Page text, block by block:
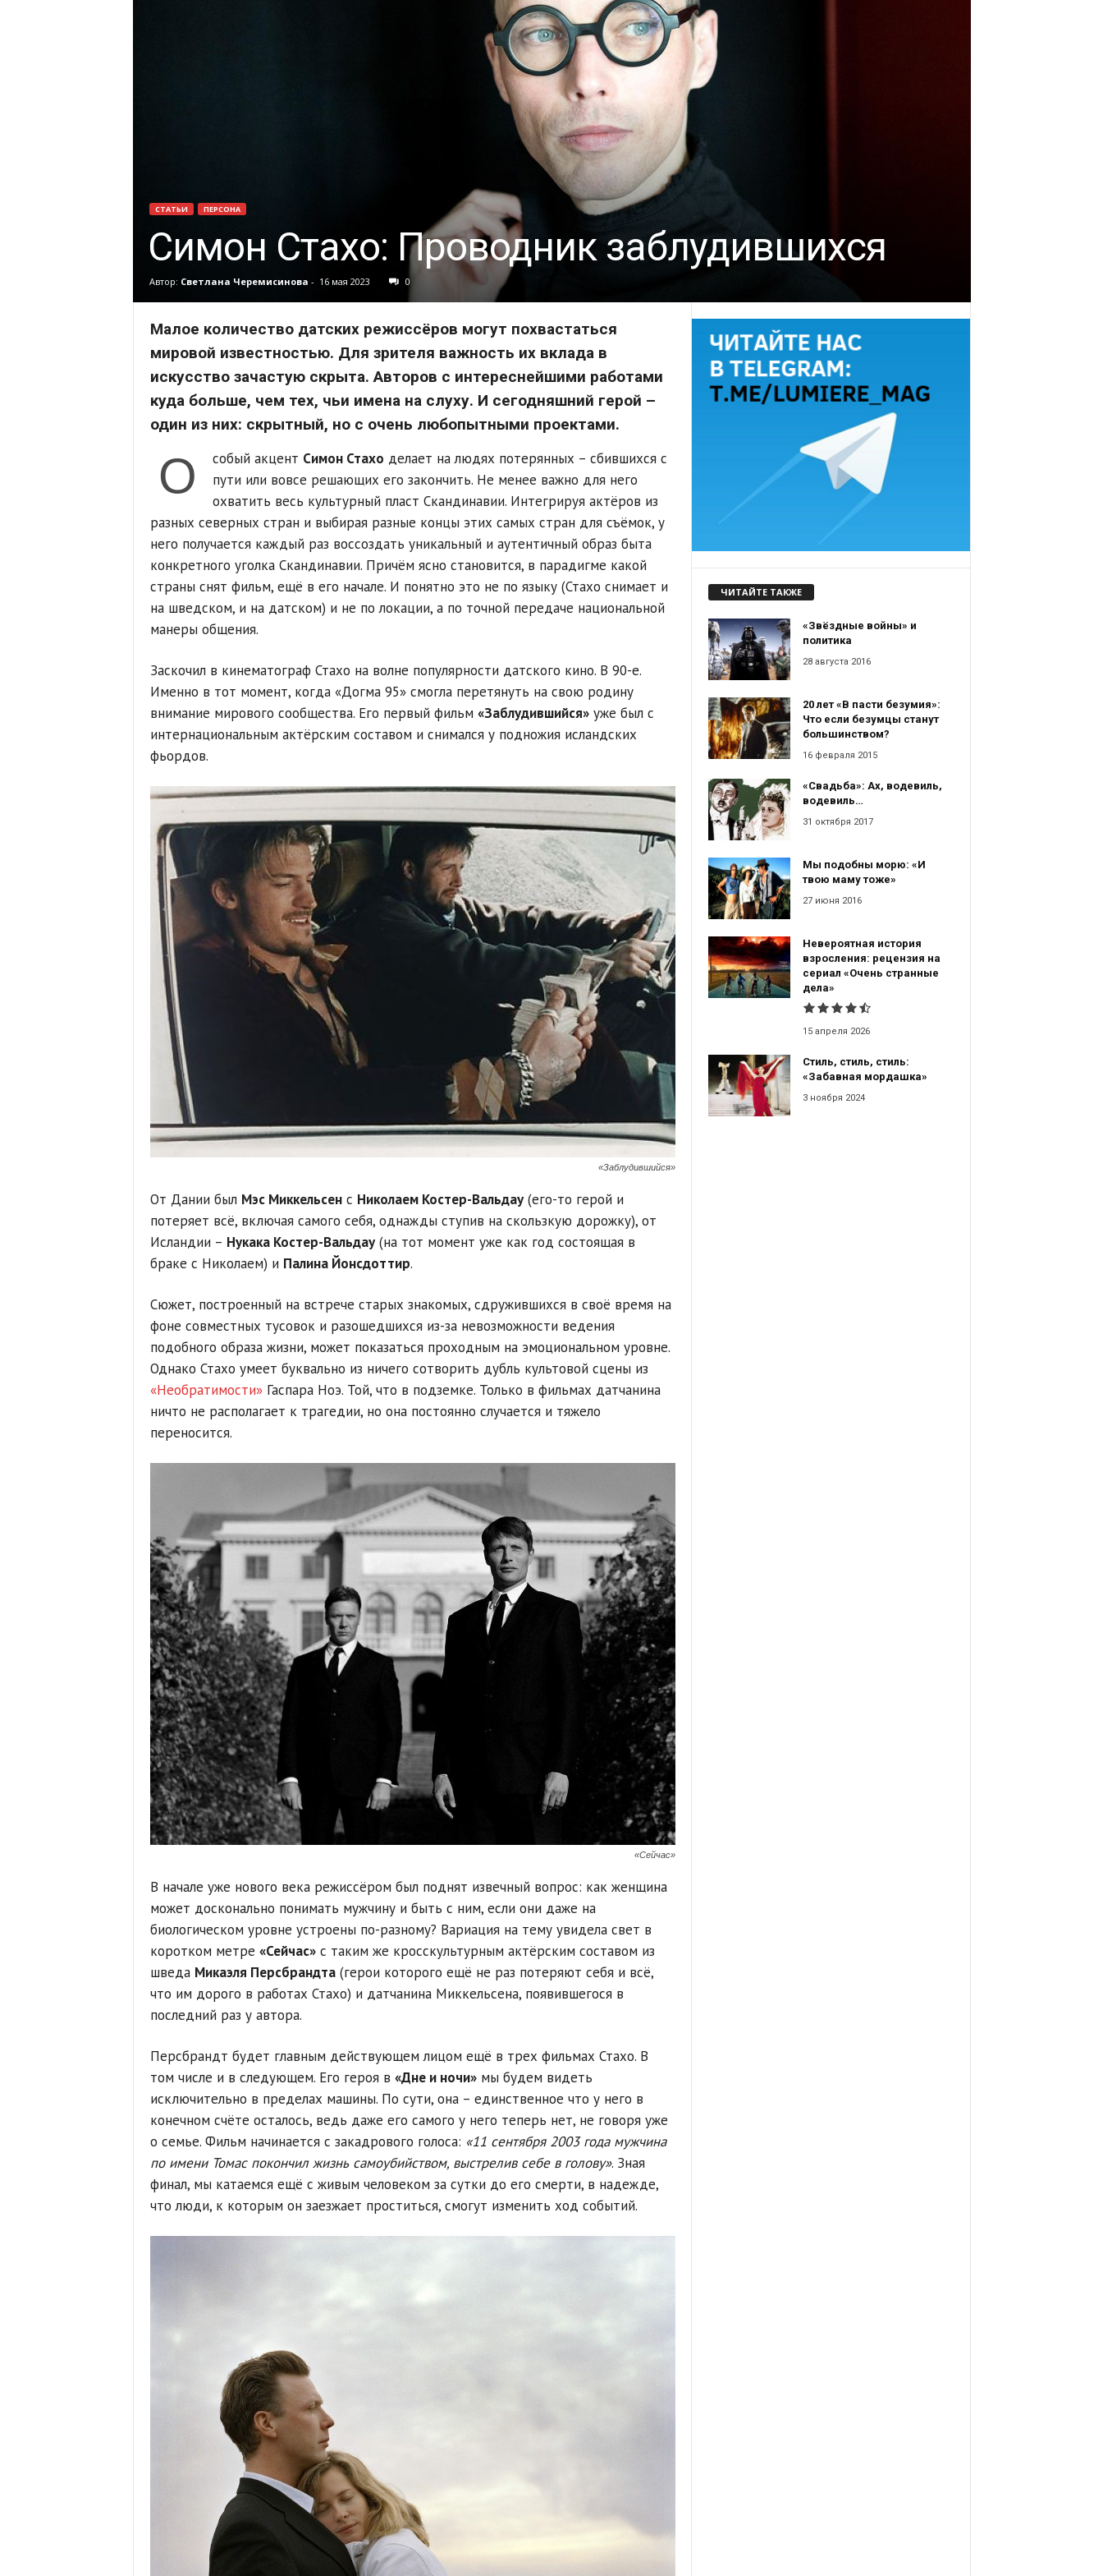
СТАТЬИ ПЕРСОНА
Симон Стахо: Проводник заблудившихся
Автор: Светлана Черемисинова - 16 мая 2023 0
Малое количество датских режиссёров могут похвастаться
мировой известностью. Для зрителя важность их вклада в
искусство зачастую скрыта. Авторов с интереснейшими работами
куда больше, чем тех, чьи имена на слуху. И сегодняшний герой –
один из них: скрытный, но с очень любопытными проектами.
О собый акцент Симон Стахо делает на людях потерянных – сбившихся с
пути или вовсе решающих его закончить. Не менее важно для него
охватить весь культурный пласт Скандинавии. Интегрируя актёров из
разных северных стран и выбирая разные концы этих самых стран для съёмок, у
него получается каждый раз воссоздать уникальный и аутентичный образ быта
конкретного уголка Скандинавии. Причём ясно становится, в парадигме какой
страны снят фильм, ещё в его начале. И понятно это не по языку (Стахо снимает и
на шведском, и на датском) и не по локации, а по точной передаче национальной
манеры общения.
Заскочил в кинематограф Стахо на волне популярности датского кино. В 90-е.
Именно в тот момент, когда «Догма 95» смогла перетянуть на свою родину
внимание мирового сообщества. Его первый фильм «Заблудившийся»уже был с
интернациональным актёрским составом и снимался у подножия исландских
фьордов.
«Заблудившийся»
От Дании был Мэс Миккельсенс Николаем Костер-Вальдау(его-то герой и
потеряет всё, включая самого себя, однажды ступив на скользкую дорожку), от
Исландии – Нукака Костер-Вальдау(на тот момент уже как год состоящая в
браке с Николаем) и Палина Йонсдоттир.
Сюжет, построенный на встрече старых знакомых, сдружившихся в своё время на
фоне совместных тусовок и разошедшихся из-за невозможности ведения
подобного образа жизни, может показаться проходным на эмоциональном уровне.
Однако Стахо умеет буквально из ничего сотворить дубль культовой сцены из
«Необратимости»Гаспара Ноэ. Той, что в подземке. Только в фильмах датчанина
ничто не располагает к трагедии, но она постоянно случается и тяжело
переносится.
«Сейчас»
В начале уже нового века режиссёром был поднят извечный вопрос: как женщина
может досконально понимать мужчину и быть с ним, если они даже на
биологическом уровне устроены по-разному? Вариация на тему увидела свет в
коротком метре «Сейчас»с таким же кросскультурным актёрским составом из
шведа Микаэля Персбрандта(герои которого ещё не раз потеряют себя и всё,
что им дорого в работах Стахо) и датчанина Миккельсена, появившегося в
последний раз у автора.
Персбрандт будет главным действующем лицом ещё в трех фильмах Стахо. В
том числе и в следующем. Его героя в «Дне и ночи»мы будем видеть
исключительно в пределах машины. По сути, она – единственное что у него в
конечном счёте осталось, ведь даже его самого у него теперь нет, не говоря уже
о семье. Фильм начинается с закадрового голоса: «11 сентября 2003 года мужчина
по имени Томас покончил жизнь самоубийством, выстрелив себе в голову». Зная
финал, мы катаемся ещё с живым человеком за сутки до его смерти, в надежде,
что люди, к которым он заезжает проститься, смогут изменить ход событий.
ЧИТАЙТЕ ТАКЖЕ
«Звёздные войны» и
политика
28 августа 2016
20 лет «В пасти безумия»:
Что если безумцы станут
большинством?
16 февраля 2015
«Свадьба»: Ах, водевиль,
водевиль…
31 октября 2017
Мы подобны морю: «И
твою маму тоже»
27 июня 2016
Невероятная история
взросления: рецензия на
сериал «Очень странные
дела»
15 апреля 2026
Стиль, стиль, стиль:
«Забавная мордашка»
3 ноября 2024